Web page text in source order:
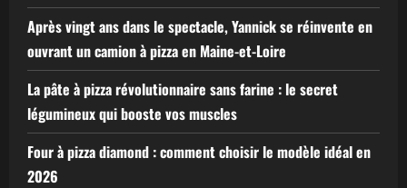
Après vingt ans dans le spectacle, Yannick se réinvente en
ouvrant un camion à pizza en Maine-et-Loire
La pâte à pizza révolutionnaire sans farine : le secret
légumineux qui booste vos muscles
Four à pizza diamond : comment choisir le modèle idéal en
2026